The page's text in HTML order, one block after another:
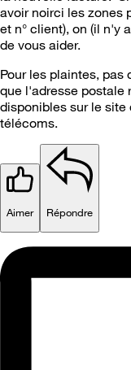
avoir noirci les zones
et n° client), on (il n'y
de vous aider.
Pour les plaintes,
que l'adresse postale
disponibles sur le site
télécoms.
Aimer Répondre